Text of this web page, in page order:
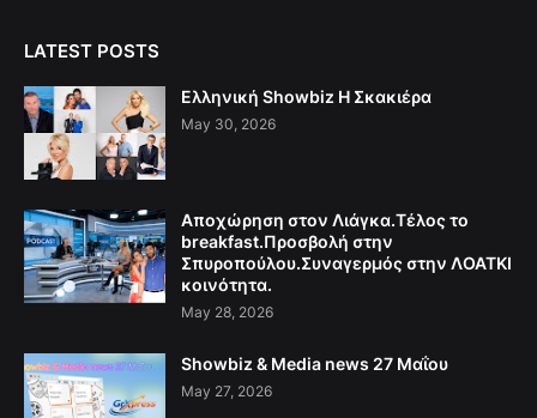
LATEST POSTS
Ελληνική Showbiz Η Σκακιέρα
May 30, 2026
Αποχώρηση στον Λιάγκα.Τέλος το
breakfast.Προσβολή στην
Σπυροπούλου.Συναγερμός στην ΛΟΑΤΚΙ
κοινότητα.
May 28, 2026
Showbiz & Media news 27 Μαΐου
May 27, 2026